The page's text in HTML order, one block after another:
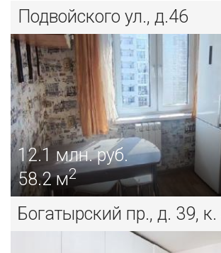
Подвойского ул., д.46
12.1 млн. руб.
58.2 м2
Богатырский пр., д. 39, к.